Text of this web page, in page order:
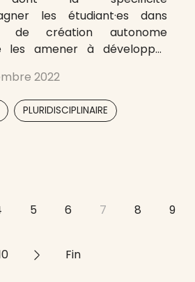
les étudiant·es dans
de création autonome
les amener à développer
avec de nombreux
techniques. En parallèle,
biais de son programme
traits et d’esprit, développe
en lien avec les
2022
PLURIDISCIPLINAIRE
5 6 7 8 9
>> Fin